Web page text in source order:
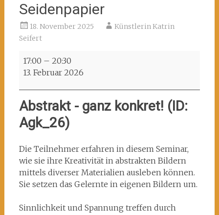
Seidenpapier
18. November 2025
Künstlerin Katrin
Seifert
Pigmente
streicheln
17:00 – 20:30
13. Februar 2026
Abstrakt - ganz konkret! (ID:
Agk_26)
Die Teilnehmer erfahren in diesem Seminar,
wie sie ihre Kreativität in abstrakten Bildern
mittels diverser Materialien ausleben können.
Sie setzen das Gelernte in eigenen Bildern um.
Sinnlichkeit und Spannung treffen durch